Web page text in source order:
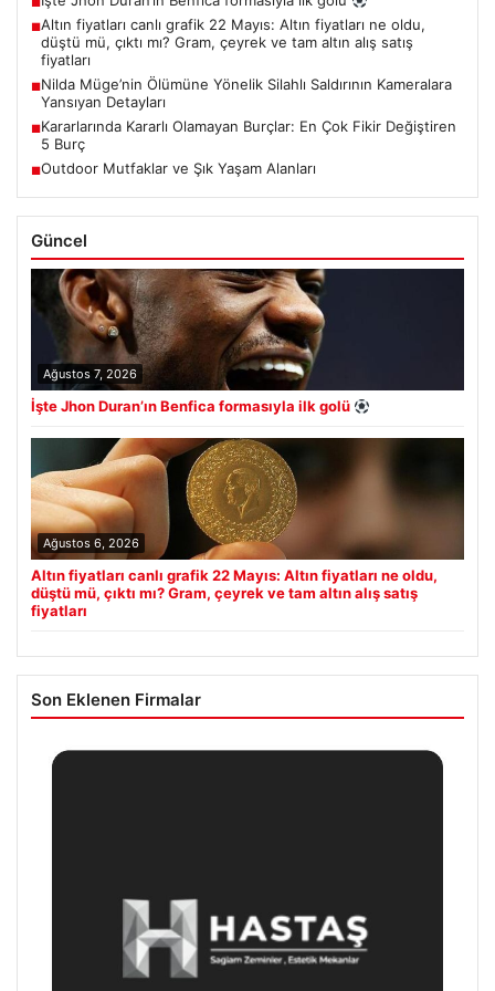
■Altın fiyatları canlı grafik 22 Mayıs: Altın fiyatları ne oldu,
düştü mü, çıktı mı? Gram, çeyrek ve tam altın alış satış
fiyatları
■Nilda Müge’nin Ölümüne Yönelik Silahlı Saldırının Kameralara
Yansıyan Detayları
■Kararlarında Kararlı Olamayan Burçlar: En Çok Fikir Değiştiren
5 Burç
■Outdoor Mutfaklar ve Şık Yaşam Alanları
Güncel
Ağustos 7, 2026
İşte Jhon Duran’ın Benfica formasıyla ilk golü
Ağustos 6, 2026
Altın fiyatları canlı grafik 22 Mayıs: Altın fiyatları ne oldu,
düştü mü, çıktı mı? Gram, çeyrek ve tam altın alış satış
fiyatları
Son Eklenen Firmalar